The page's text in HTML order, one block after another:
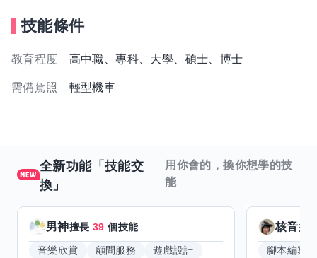
技能條件
教育程度 高中職、專科、大學、碩士、博士
需備駕照 輕型機車
全新功能「技能交
換」
用你會的，換你想學的技
能
男神擅長39 個技能
音樂欣賞 顧問服務
遊戲設計
核音擅
腳本編寫